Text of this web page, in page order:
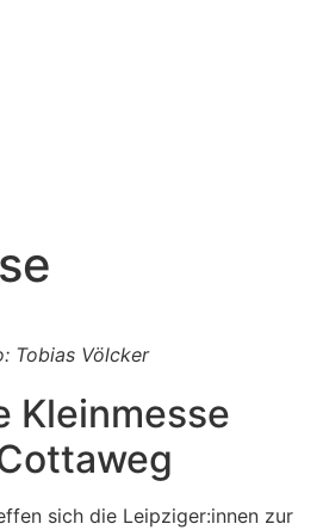
Tobias Völcker
Kleinmesse
sich die Leipziger:innen zur